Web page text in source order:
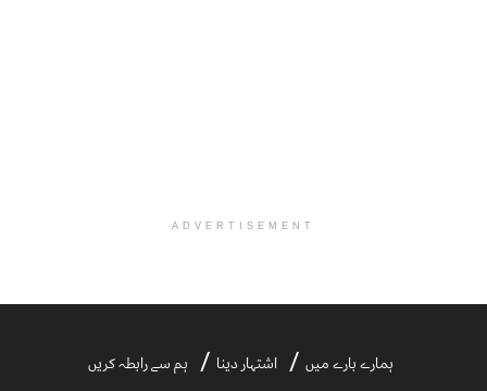
ADVERTISEMENT
ہمارے بارے میں اشتہار دینا ہم سے رابطہ کریں